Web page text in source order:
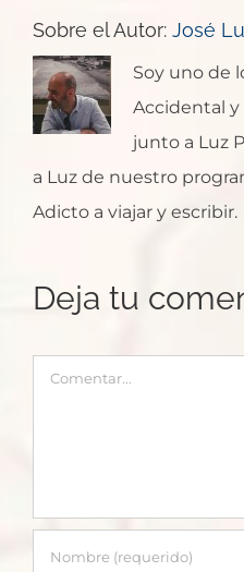
Sobre el Autor: José
Soy uno de
Accidental
junto a Luz
a Luz de nuestro
Adicto a viajar y escribir.
Deja tu
Comentar